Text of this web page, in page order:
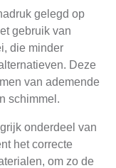
gelegd op
gebruik van
die minder
Deze
van ademende
schimmel.
onderdeel van
het correcte
om zo de